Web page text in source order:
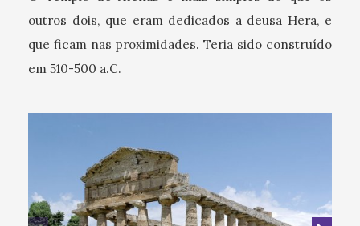
outros dois, que eram dedicados a deusa Hera, e
que ficam nas proximidades. Teria sido construído
em 510-500 a.C.